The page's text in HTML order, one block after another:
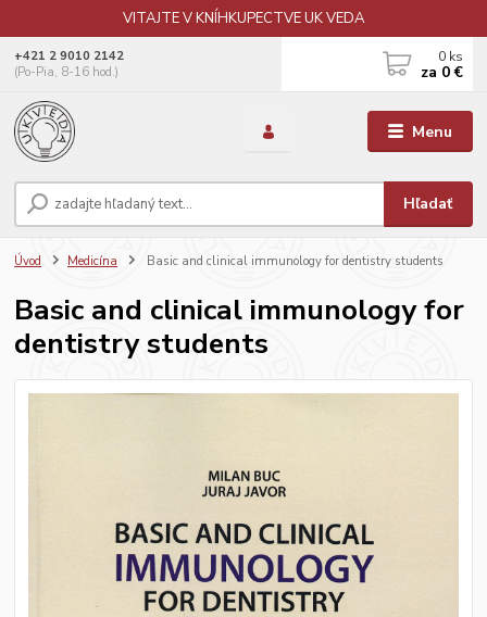
VITAJTE V KNÍHKUPECTVE UK VEDA
Menu
Hľadať
+421 2 9010 2142
(Po-Pia, 8-16 hod.)
0 ks
za 0 €
Úvod Medicína Basic and clinical immunology for dentistry students
Basic and clinical immunology for
dentistry students